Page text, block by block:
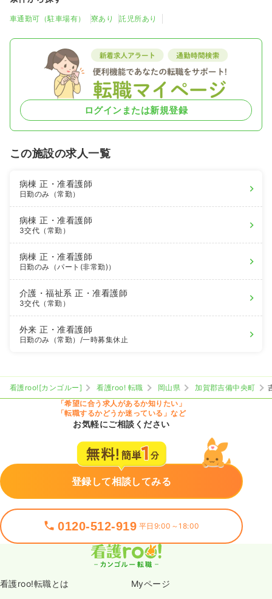
車通勤可（駐車場有） 寮あり 託児所あり
ログインまたは新規登録
この施設の求人一覧
病棟正・准看護師
日勤のみ（常勤）
病棟正・准看護師
3交代（常勤）
病棟正・准看護師
日勤のみ（パート(非常勤)）
介護・福祉系正・准看護師
3交代（常勤）
外来正・准看護師
日勤のみ（常勤） /一時募集休止
看護roo![カンゴルー] 看護roo! 転職 岡山県 加賀郡吉備中央町
「希望に合う求人があるか知りたい」
「転職するかどうか迷っている」など
お気軽にご相談ください
登録して相談してみる
0120-512-919 平日9:00～18:00
看護roo!転職とは Myページ